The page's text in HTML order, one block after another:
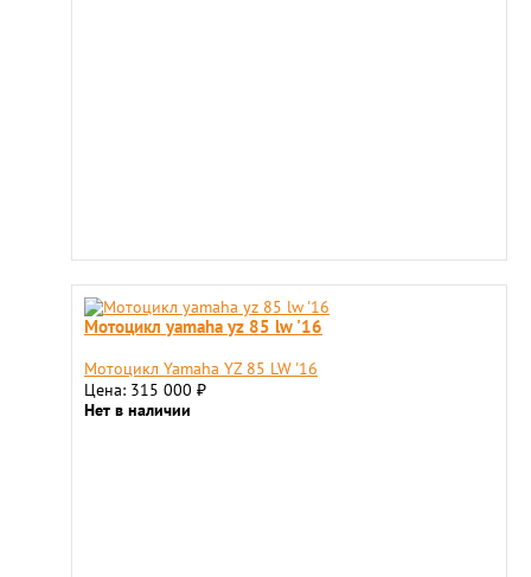
Мотоцикл yamaha yz 85 lw '16
Мотоцикл Yamaha YZ 85 LW '16
Цена: 315 000 ₽
Нет в наличии